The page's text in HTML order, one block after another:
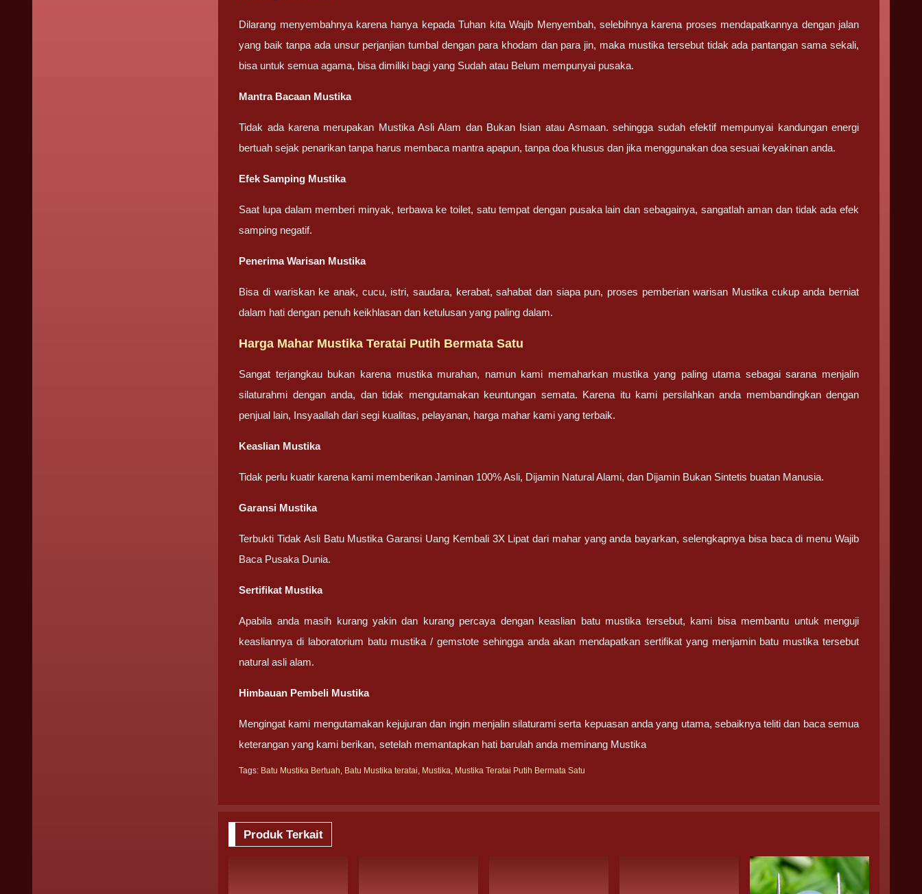
Dilarang menyembahnya karena hanya kepada Tuhan kita Wajib Menyembah, selebihnya karena proses mendapatkannya dengan jalan
yang baik tanpa ada unsur perjanjian tumbal dengan para khodam dan para jin, maka mustika tersebut tidak ada pantangan sama sekali,
bisa untuk semua agama, bisa dimiliki bagi yang Sudah atau Belum mempunyai pusaka.
Mantra Bacaan Mustika
Tidak ada karena merupakan Mustika Asli Alam dan Bukan Isian atau Asmaan. sehingga sudah efektif mempunyai kandungan energi
bertuah sejak penarikan tanpa harus membaca mantra apapun, tanpa doa khusus dan jika menggunakan doa sesuai keyakinan anda.
Efek Samping Mustika
Saat lupa dalam memberi minyak, terbawa ke toilet, satu tempat dengan pusaka lain dan sebagainya, sangatlah aman dan tidak ada efek
samping negatif.
Penerima Warisan Mustika
Bisa di wariskan ke anak, cucu, istri, saudara, kerabat, sahabat dan siapa pun, proses pemberian warisan Mustika cukup anda berniat
dalam hati dengan penuh keikhlasan dan ketulusan yang paling dalam.
Harga Mahar Mustika Teratai Putih Bermata Satu
Sangat terjangkau bukan karena mustika murahan, namun kami memaharkan mustika yang paling utama sebagai sarana menjalin
silaturahmi dengan anda, dan tidak mengutamakan keuntungan semata. Karena itu kami persilahkan anda membandingkan dengan
penjual lain, Insyaallah dari segi kualitas, pelayanan, harga mahar kami yang terbaik.
Keaslian Mustika
Tidak perlu kuatir karena kami memberikan Jaminan 100% Asli, Dijamin Natural Alami, dan Dijamin Bukan Sintetis buatan Manusia.
Garansi Mustika
Terbukti Tidak Asli Batu Mustika Garansi Uang Kembali 3X Lipat dari mahar yang anda bayarkan, selengkapnya bisa baca di menu Wajib
Baca Pusaka Dunia.
Sertifikat Mustika
Apabila anda masih kurang yakin dan kurang percaya dengan keaslian batu mustika tersebut, kami bisa membantu untuk menguji
keasliannya di laboratorium batu mustika / gemstote sehingga anda akan mendapatkan sertifikat yang menjamin batu mustika tersebut
natural asli alam.
Himbauan Pembeli Mustika
Mengingat kami mengutamakan kejujuran dan ingin menjalin silaturami serta kepuasan anda yang utama, sebaiknya teliti dan baca semua
keterangan yang kami berikan, setelah memantapkan hati barulah anda meminang Mustika
Tags: Batu Mustika Bertuah, Batu Mustika teratai, Mustika, Mustika Teratai Putih Bermata Satu
Produk Terkait